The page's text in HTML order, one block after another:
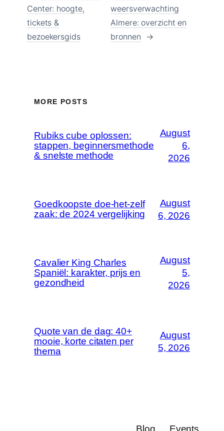
Center: hoogte,
tickets &
bezoekersgids
weersverwachting
Almere: overzicht en
bronnen
→
MORE POSTS
Rubiks cube oplossen:
stappen, beginnersmethode
& snelste methode
August
6,
2026
Goedkoopste doe-het-zelf
zaak: de 2024 vergelijking
August
6, 2026
Cavalier King Charles
Spaniël: karakter, prijs en
gezondheid
August
5,
2026
Quote van de dag: 40+
mooie, korte citaten per
thema
August
5, 2026
Blog Events